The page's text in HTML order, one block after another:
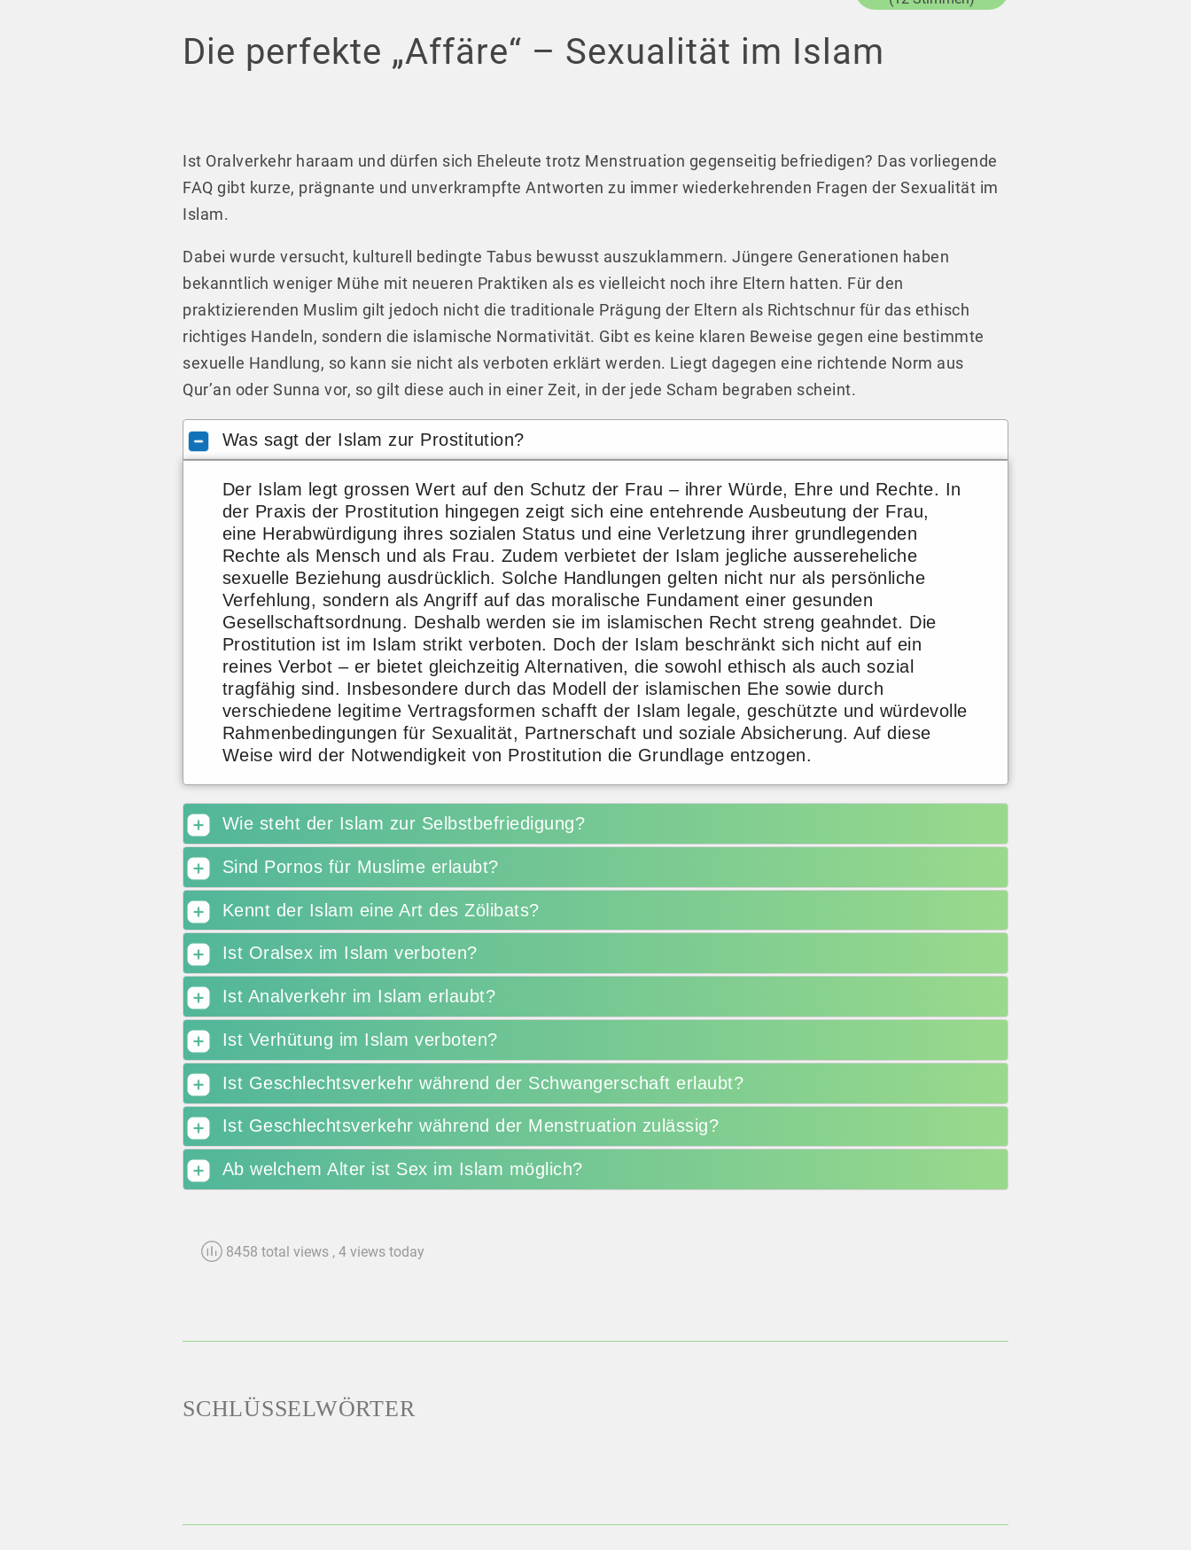
Die perfekte „Affäre“ – Sexualität im Islam
Ist Oralverkehr haraam und dürfen sich Eheleute trotz Menstruation gegenseitig befriedigen? Das vorliegende
FAQ gibt kurze, prägnante und unverkrampfte Antworten zu immer wiederkehrenden Fragen der Sexualität im
Islam.
Dabei wurde versucht, kulturell bedingte Tabus bewusst auszuklammern. Jüngere Generationen haben
bekanntlich weniger Mühe mit neueren Praktiken als es vielleicht noch ihre Eltern hatten. Für den
praktizierenden Muslim gilt jedoch nicht die traditionale Prägung der Eltern als Richtschnur für das ethisch
richtiges Handeln, sondern die islamische Normativität. Gibt es keine klaren Beweise gegen eine bestimmte
sexuelle Handlung, so kann sie nicht als verboten erklärt werden. Liegt dagegen eine richtende Norm aus
Qur’an oder Sunna vor, so gilt diese auch in einer Zeit, in der jede Scham begraben scheint.
Was sagt der Islam zur Prostitution?
Der Islam legt grossen Wert auf den Schutz der Frau – ihrer Würde, Ehre und Rechte. In
der Praxis der Prostitution hingegen zeigt sich eine entehrende Ausbeutung der Frau,
eine Herabwürdigung ihres sozialen Status und eine Verletzung ihrer grundlegenden
Rechte als Mensch und als Frau. Zudem verbietet der Islam jegliche ausser­eheliche
sexuelle Beziehung ausdrücklich. Solche Handlungen gelten nicht nur als persönliche
Verfehlung, sondern als Angriff auf das moralische Fundament einer gesunden
Gesellschaftsordnung. Deshalb werden sie im islamischen Recht streng geahndet. Die
Prostitution ist im Islam strikt verboten. Doch der Islam beschränkt sich nicht auf ein
reines Verbot – er bietet gleichzeitig Alternativen, die sowohl ethisch als auch sozial
tragfähig sind. Insbesondere durch das Modell der islamischen Ehe sowie durch
verschiedene legitime Vertragsformen schafft der Islam legale, geschützte und würdevolle
Rahmenbedingungen für Sexualität, Partnerschaft und soziale Absicherung. Auf diese
Weise wird der Notwendigkeit von Prostitution die Grundlage entzogen.
Wie steht der Islam zur Selbstbefriedigung?
Sind Pornos für Muslime erlaubt?
Kennt der Islam eine Art des Zölibats?
Ist Oralsex im Islam verboten?
Ist Analverkehr im Islam erlaubt?
Ist Verhütung im Islam verboten?
Ist Geschlechtsverkehr während der Schwangerschaft erlaubt?
Ist Geschlechtsverkehr während der Menstruation zulässig?
Ab welchem Alter ist Sex im Islam möglich?
8458 total views , 4 views today
SCHLÜSSELWÖRTER